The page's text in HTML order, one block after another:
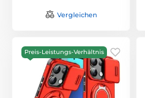
Vergleichen
Preis-Leistungs-Verhältnis